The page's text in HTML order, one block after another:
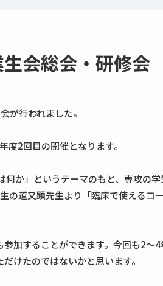
生会総会・研修会
が行われました。
度2回目の開催となります。
か」というテーマのもと、専攻の
の道又顕先生より「臨床で使えるコ
加することができます。今回も2～
けたのではないかと思います。